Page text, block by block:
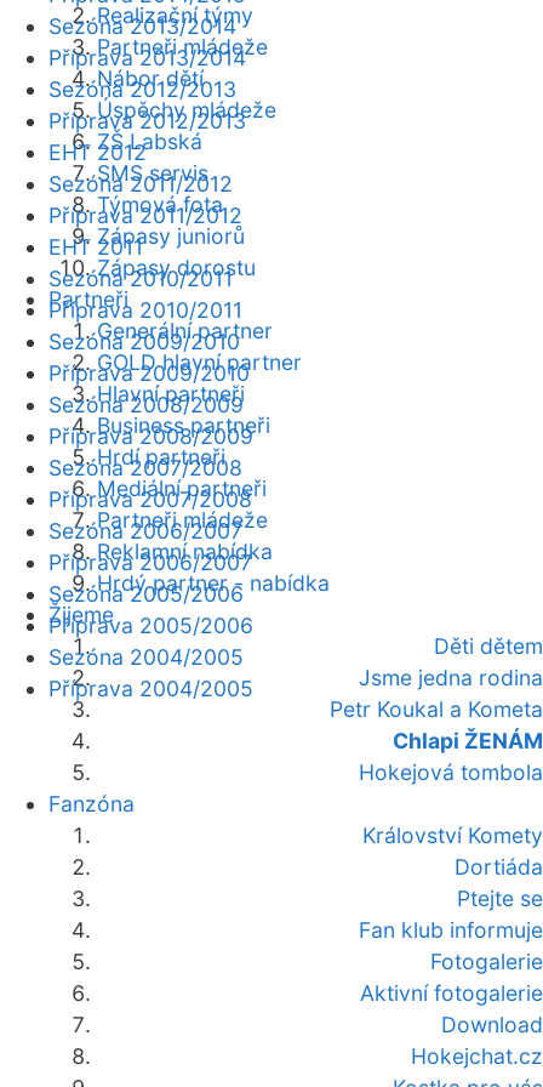
Realizační týmy
Partneři mládeže
Nábor dětí
Úspěchy mládeže
ZŠ Labská
SMS servis
Týmová fota
Zápasy juniorů
Zápasy dorostu
Partneři
Generální partner
GOLD hlavní partner
Hlavní partneři
Business partneři
Hrdí partneři
Mediální partneři
Partneři mládeže
Reklamní nabídka
Hrdý partner - nabídka
Žijeme
Děti dětem
Jsme jedna rodina
Petr Koukal a Kometa
Chlapi ŽENÁM
Hokejová tombola
Fanzóna
Království Komety
Dortiáda
Ptejte se
Fan klub informuje
Fotogalerie
Aktivní fotogalerie
Download
Hokejchat.cz
Sezóna 2013/2014
Příprava 2013/2014
Sezóna 2012/2013
Příprava 2012/2013
EHT 2012
Sezóna 2011/2012
Příprava 2011/2012
EHT 2011
Sezóna 2010/2011
Příprava 2010/2011
Sezóna 2009/2010
Příprava 2009/2010
Sezóna 2008/2009
Příprava 2008/2009
Sezóna 2007/2008
Příprava 2007/2008
Sezóna 2006/2007
Příprava 2006/2007
Sezóna 2005/2006
Příprava 2005/2006
Sezóna 2004/2005
Příprava 2004/2005